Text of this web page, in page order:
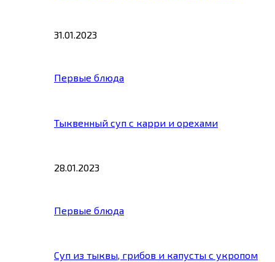
31.01.2023
Первые блюда
Тыквенный суп с карри и орехами
28.01.2023
Первые блюда
Суп из тыквы, грибов и капусты с укропом